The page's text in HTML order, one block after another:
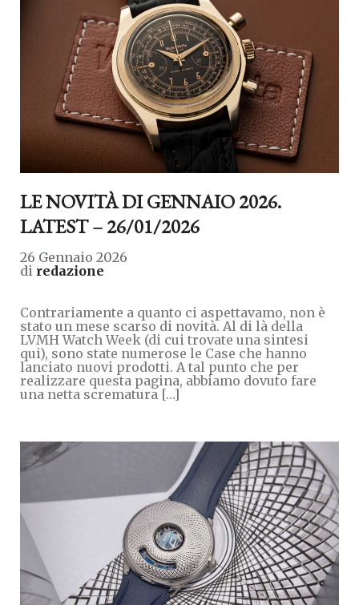
LE NOVITÀ DI GENNAIO 2026.
LATEST – 26/01/2026
26 Gennaio 2026
di redazione
Contrariamente a quanto ci aspettavamo, non è
stato un mese scarso di novità. Al di là della
LVMH Watch Week (di cui trovate una sintesi
qui), sono state numerose le Case che hanno
lanciato nuovi prodotti. A tal punto che per
realizzare questa pagina, abbiamo dovuto fare
una netta scrematura […]